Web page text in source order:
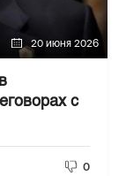
20 июня 2026
с
0